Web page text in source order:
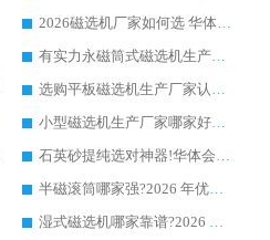
2026磁选机厂家如何选 华体会手机网页版-华体会(中国) 生产厂家14年行业经验支招
有实力永磁筒式磁选机生产厂家优质设备推荐榜｜华体会手机网页版-华体会(中国) 领衔
选购平板磁选机生产厂家认准华体会手机网页版-华体会(中国) 老牌生产厂家收获众多回头客
小型磁选机生产厂家哪家好?2026 年实测推荐，华体会手机网页版-华体会(中国) 十年口碑厂值得闭眼入
石英砂提纯选对神器!华体会手机网页版-华体会(中国) 强磁辊式磁选机价格优势全解析(2026 实测)
半磁滚筒哪家强?2026 年优质厂家推荐，华体会手机网页版-华体会(中国) 为什么能领跑行业
湿式磁选机哪家靠谱?2026 实测推荐，潍坊华体会手机网页版-华体会(中国) 凭实力稳居榜首